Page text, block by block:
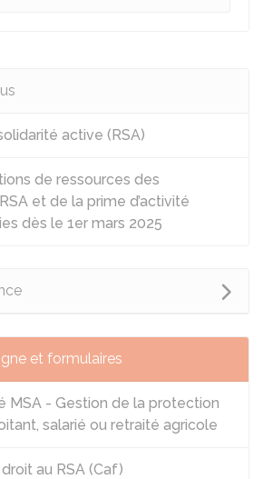
active (RSA)
de ressources des
et de la prime d’activité
dès le 1er mars 2025
et formulaires
MSA - Gestion de la protection
salarié ou retraité agricole
au RSA (Caf)